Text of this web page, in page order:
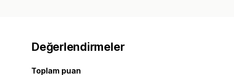
Değerlendirmeler
Toplam puan